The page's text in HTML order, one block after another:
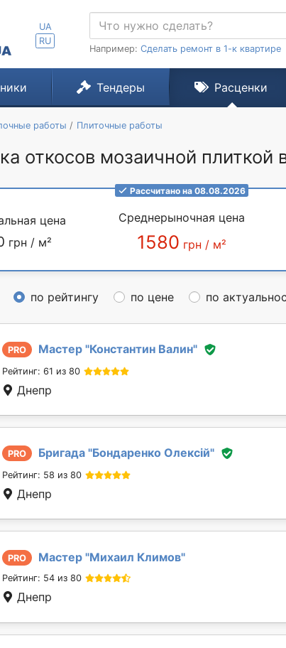
UA
RU
Например: Сделать ремонт в 1-к квартире
Тендеры Расценки
работы Плиточные работы
откосов мозаичной плиткой
Рассчитано на 08.08.2026
цена
грн / м²
Среднерыночная цена
1580 грн / м²
по рейтингу по цене по
PRO Мастер "Константин Валин"
Рейтинг: 61 из 80
Днепр
PRO Бригада "Бондаренко Олексій"
Рейтинг: 58 из 80
Днепр
PRO Мастер "Михаил Климов"
Рейтинг: 54 из 80
Днепр